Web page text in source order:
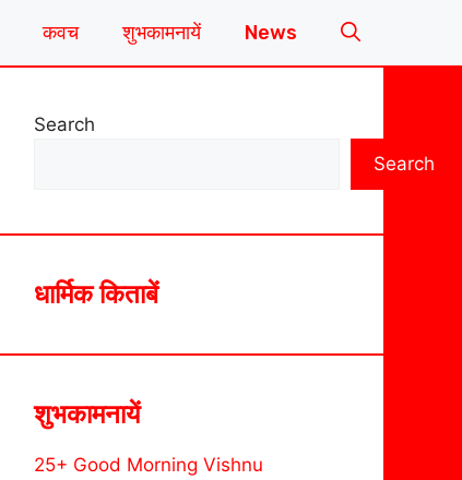
कवच शुभकामनायें News
Search
Search
धार्मिक किताबें
शुभकामनायें
25+ Good Morning Vishnu